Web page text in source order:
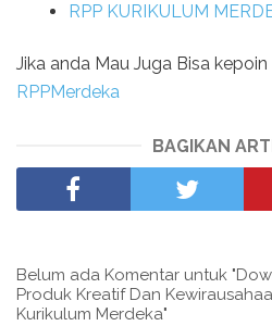
RPP KURIKULUM
Jika anda Mau Juga Bisa kepoin
RPPMerdeka
BAGIKAN
Belum ada Komentar untuk
Produk Kreatif Dan
Kurikulum Merdeka"